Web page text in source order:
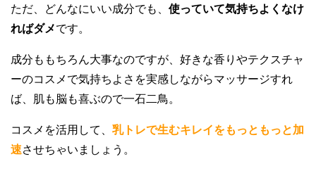
ただ、どんなにいい成分でも、 使っていて気持ちよくなけ
ればダメです。
成分ももちろん大事なのですが、好きな香りやテクスチャ
ーのコスメで気持ちよさを実感しながらマッサージすれ
ば、肌も脳も喜ぶので一石二鳥。
コスメを活用して、 乳トレで生むキレイをもっともっと加
速させちゃいましょう。